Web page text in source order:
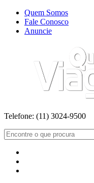
Quem Somos
Fale Conosco
Anuncie
Telefone: (11) 3024-9500